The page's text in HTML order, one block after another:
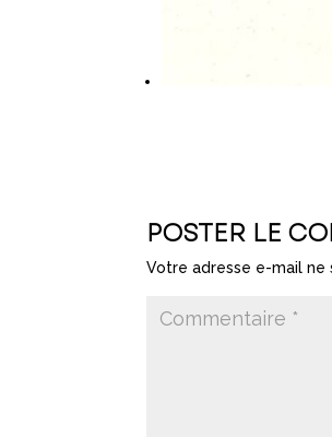
POSTER LE
Votre adresse e-mail ne